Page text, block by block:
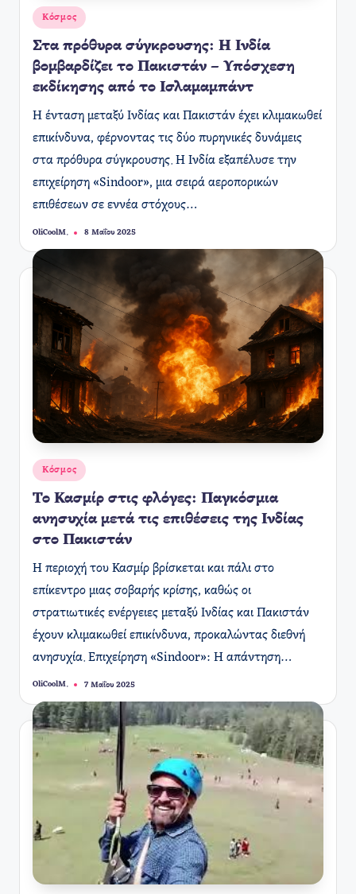
Αναρτήθηκε
σε
Κόσμος
Στα πρόθυρα σύγκρουσης: Η Ινδία
βομβαρδίζει το Πακιστάν – Υπόσχεση
εκδίκησης από το Ισλαμαμπάντ
Η ένταση μεταξύ Ινδίας και Πακιστάν έχει κλιμακωθεί
επικίνδυνα, φέρνοντας τις δύο πυρηνικές δυνάμεις
στα πρόθυρα σύγκρουσης. Η Ινδία εξαπέλυσε την
επιχείρηση «Sindoor», μια σειρά αεροπορικών
επιθέσεων σε εννέα στόχους…
Συγγραφέας:
OliCoolM. 8 Μαΐου 2025
Αναρτήθηκε
σε
Κόσμος
Το Κασμίρ στις φλόγες: Παγκόσμια
ανησυχία μετά τις επιθέσεις της Ινδίας
στο Πακιστάν
Η περιοχή του Κασμίρ βρίσκεται και πάλι στο
επίκεντρο μιας σοβαρής κρίσης, καθώς οι
στρατιωτικές ενέργειες μεταξύ Ινδίας και Πακιστάν
έχουν κλιμακωθεί επικίνδυνα, προκαλώντας διεθνή
ανησυχία. Επιχείρηση «Sindoor»: Η απάντηση…
Συγγραφέας:
OliCoolM. 7 Μαΐου 2025